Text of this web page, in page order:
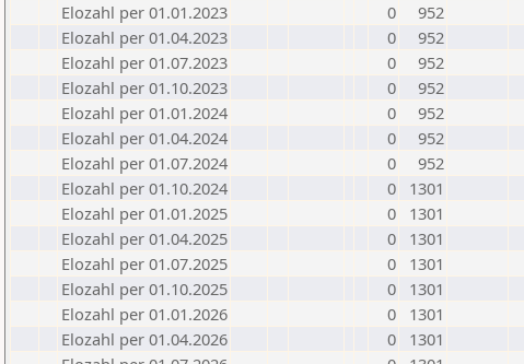
Elozahl per 01.01.2023
0
952
Elozahl per 01.04.2023
0
952
Elozahl per 01.07.2023
0
952
Elozahl per 01.10.2023
0
952
Elozahl per 01.01.2024
0
952
Elozahl per 01.04.2024
0
952
Elozahl per 01.07.2024
0
952
Elozahl per 01.10.2024
0
1301
Elozahl per 01.01.2025
0
1301
Elozahl per 01.04.2025
0
1301
Elozahl per 01.07.2025
0
1301
Elozahl per 01.10.2025
0
1301
Elozahl per 01.01.2026
0
1301
Elozahl per 01.04.2026
0
1301